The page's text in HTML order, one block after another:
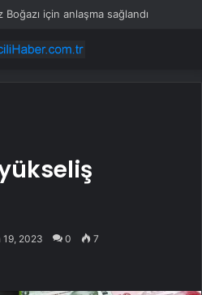
için anlaşma sağlandı
19, 2023 0 7